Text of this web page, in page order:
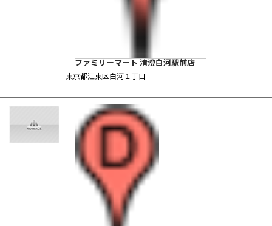
ファミリーマート 清澄白河駅前店
東京都江東区白河１丁目
-